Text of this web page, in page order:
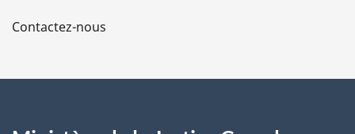
a
Contactez-nous